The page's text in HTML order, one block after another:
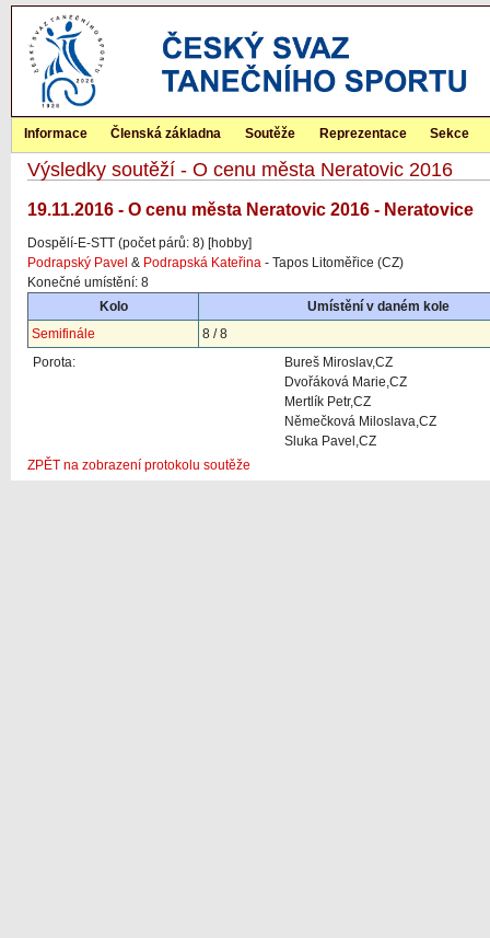
Informace Členská základna Soutěže Reprezentace Sekce
Výsledky soutěží - O cenu města Neratovic 2016
19.11.2016 - O cenu města Neratovic 2016 - Neratovice
Dospělí-E-STT (počet párů: 8) [hobby]
Podrapský Pavel & Podrapská Kateřina - Tapos Litoměřice (CZ)
Konečné umístění: 8
Kolo
Umístění v daném kole
Semifinále
8 / 8
Porota:
Bureš Miroslav,CZ
Dvořáková Marie,CZ
Mertlík Petr,CZ
Němečková Miloslava,CZ
Sluka Pavel,CZ
ZPĚT na zobrazení protokolu soutěže